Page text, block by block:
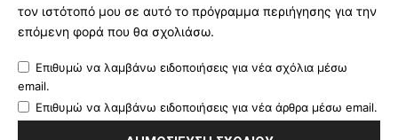
τον ιστότοπό μου σε αυτό το πρόγραμμα περιήγησης για την
επόμενη φορά που θα σχολιάσω.
Επιθυμώ να λαμβάνω ειδοποιήσεις για νέα σχόλια μέσω
email.
Επιθυμώ να λαμβάνω ειδοποιήσεις για νέα άρθρα μέσω email.